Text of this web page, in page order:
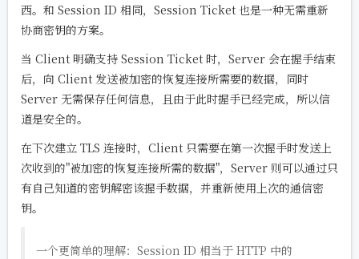
西。和 Session ID 相同，Session Ticket 也是一种无需重新
协商密钥的方案。
当 Client 明确支持 Session Ticket 时，Server 会在握手结束
后，向 Client 发送被加密的恢复连接所需要的数据，同时
Server 无需保存任何信息，且由于此时握手已经完成，所以信
道是安全的。
在下次建立 TLS 连接时，Client 只需要在第一次握手时发送上
次收到的"被加密的恢复连接所需的数据"，Server 则可以通过只
有自己知道的密钥解密该握手数据，并重新使用上次的通信密
钥。
一个更简单的理解：Session ID 相当于 HTTP 中的